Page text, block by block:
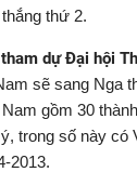
thứ 2.
dự Đại hội
sẽ sang Nga
gồm 30
trong số này có
2013.